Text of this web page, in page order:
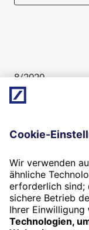
8/2020
Chefredaktion:
gibt nicht in
(Deutsche Bank
Termin